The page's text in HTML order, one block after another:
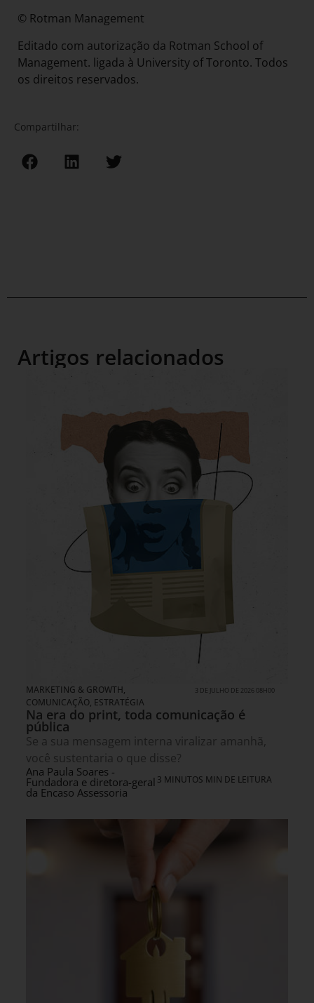
© Rotman Management
Editado com autorização da Rotman School of
Management. ligada à University of Toronto. Todos
os direitos reservados.
Compartilhar:
Artigos relacionados
MARKETING & GROWTH,
COMUNICAÇÃO, ESTRATÉGIA
3 DE JULHO DE 2026 08H00
Na era do print, toda comunicação é
pública
Se a sua mensagem interna viralizar amanhã,
você sustentaria o que disse?
Ana Paula Soares -
Fundadora e diretora-geral
da Encaso Assessoria
3 MINUTOS MIN DE LEITURA